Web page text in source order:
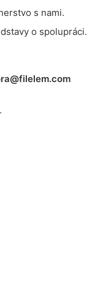
s nami.
o spolupráci.